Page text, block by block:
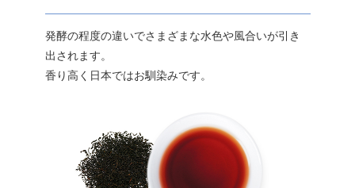
発酵の程度の違いでさまざまな水色や風合いが引き
出されます。
香り高く日本ではお馴染みです。